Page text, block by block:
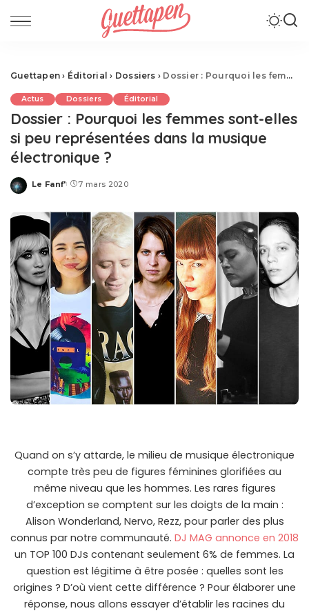
Guettapen › Éditorial › Dossiers › Dossier : Pourquoi les femmes sont-elles si peu représentées dans la musique électronique ?
Actus Dossiers Éditorial
Dossier : Pourquoi les femmes sont-elles
si peu représentées dans la musique
électronique ?
Posted
Le Fanf' 7 mars 2020
Quand on s’y attarde, le milieu de musique électronique
compte très peu de figures féminines glorifiées au
même niveau que les hommes. Les rares figures
d’exception se comptent sur les doigts de la main :
Alison Wonderland, Nervo, Rezz, pour parler des plus
connus par notre communauté. DJ MAG annonce en 2018
un TOP 100 DJs contenant seulement 6% de femmes. La
question est légitime à être posée : quelles sont les
origines ? D’où vient cette différence ? Pour élaborer une
réponse, nous allons essayer d’établir les racines du